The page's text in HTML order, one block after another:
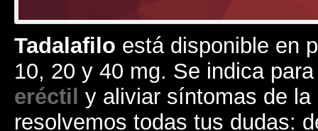
Tadalafilo está disponible en
10, 20 y 40 mg. Se indica
eréctil y aliviar síntomas de la
resolvemos todas tus dudas: